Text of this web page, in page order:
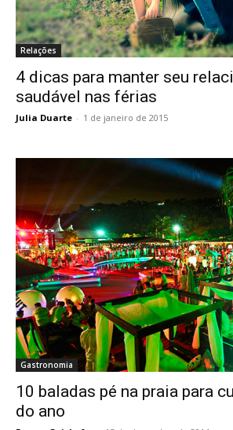
Relações
4 dicas para manter seu
saudável nas férias
Julia Duarte - 1 de janeiro de 2015
Gastronomia
10 baladas pé na praia para
do ano